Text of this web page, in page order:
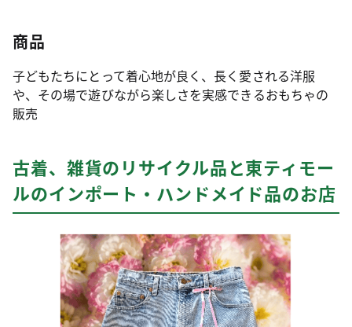
商品
子どもたちにとって着心地が良く、長く愛される洋服
や、その場で遊びながら楽しさを実感できるおもちゃの
販売
古着、雑貨のリサイクル品と東ティモー
ルのインポート・ハンドメイド品のお店